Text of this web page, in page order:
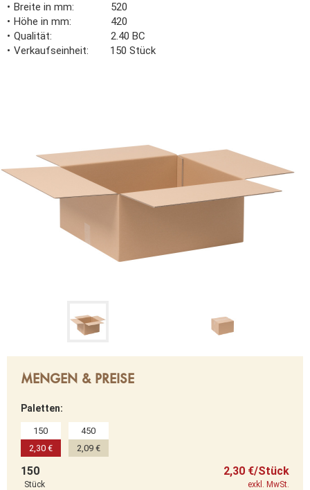
Breite in mm
520
Höhe in mm
420
Qualität
2.40 BC
Verkaufseinheit
150 Stück
MENGEN & PREISE
Paletten:
150
2,30 €
450
2,09 €
150
Stück
2,30 €/Stück
exkl. MwSt.